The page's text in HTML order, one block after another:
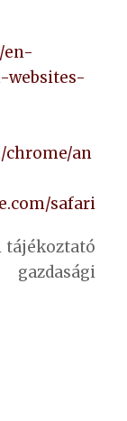
en-
websites-
chrome/an
safari
tájékoztató